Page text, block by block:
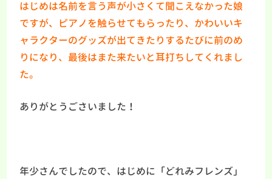
はじめは名前を言う声が小さくて聞こえなかった娘
ですが、ピアノを触らせてもらったり、かわいいキ
ャラクターのグッズが出てきたりするたびに前のめ
りになり、最後はまた来たいと耳打ちしてくれまし
た。
ありがとうごさいました！
年少さんでしたので、はじめに「どれみフレンズ」